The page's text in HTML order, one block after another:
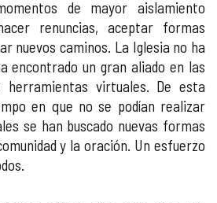
de mayor aislamiento
renuncias, aceptar formas
nuevos caminos. La Iglesia no ha
encontrado un gran aliado en las
herramientas virtuales. De esta
en que no se podían realizar
se han buscado nuevas formas
y la oración. Un esfuerzo